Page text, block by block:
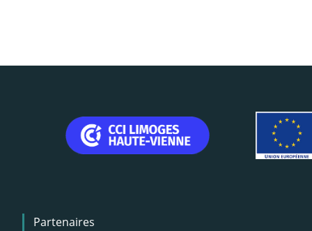
Menu
Partenaires